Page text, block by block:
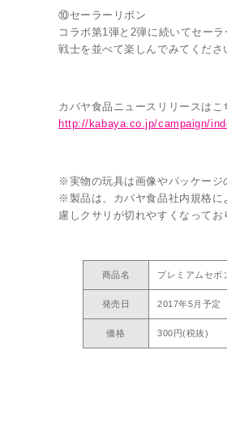
⑩セーラーリボン
コラボ第1弾と2弾に続いてセー
戦士を並べて楽しんでみてくださ
カバヤ食品ニュースリリースは
http://kabaya.co.jp/campaign/
※実物の玩具は画像やパッケー
※製品は、カバヤ食品社内規格に
慮しクサリが切れやすくなってお
商品名 プレミアムセボ
発売日 2017年5月予定
価格 300円(税抜)